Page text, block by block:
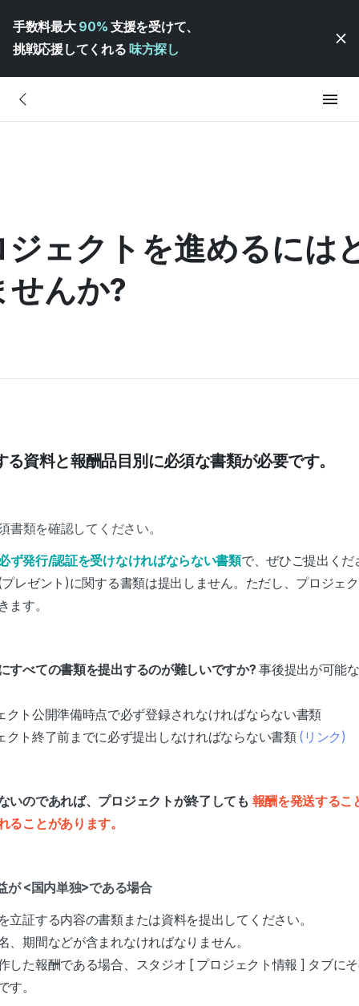
手数料最大 90% 支援を受けて、
挑戦応援してくれる 味方探し
ェクトを進めるには
んか?
資料と報酬品目別に必須な書類が必要です。
書類を確認してください。
ず発行/認証を受けなければならない書類で、ぜひご提出く
レゼント)に関する書類は提出しません。ただし、プロジェ
ます。
すべての書類を提出するのが難しいですか?事後提出が可能
クト公開準備時点で必ず登録されなければならない書類
クト終了前までに必ず提出しなければならない書類 (リンク)
いのであれば、プロジェクトが終了しても 報酬を発送するこ
ることがあります。
が <国内単独>である場合
立証する内容の書類または資料を提出してください。
、期間などが含まれなければなりません。
した報酬である場合、スタジオ [ プロジェクト情報 ] タブに
す。